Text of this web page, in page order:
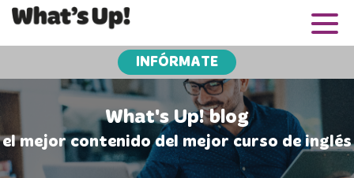
INFÓRMATE
What's Up! blog
el mejor contenido del mejor curso de inglés